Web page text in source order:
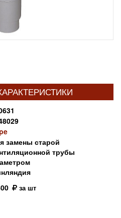
замены старой
трубы
за шт